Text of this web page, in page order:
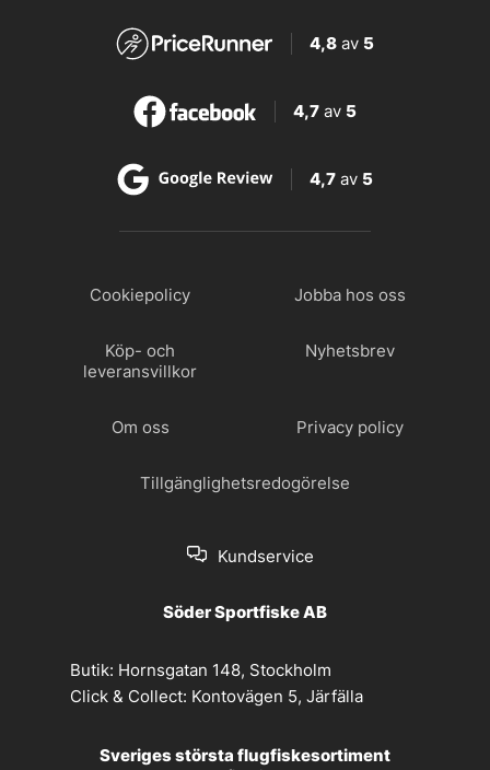
4,8 av 5
4,7 av 5
4,7 av 5
Cookiepolicy Jobba hos oss
Köp- och
leveransvillkor
Nyhetsbrev
Om oss Privacy policy
Tillgänglighetsredogörelse
Kundservice
Söder Sportfiske AB
Butik: Hornsgatan 148, Stockholm
Click & Collect: Kontovägen 5, Järfälla
Sveriges största flugfiskesortiment